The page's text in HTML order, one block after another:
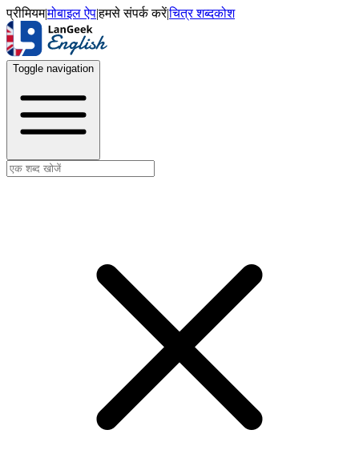
प्रीमियम|मोबाइल ऐप|हमसे संपर्क करें|चित्र शब्दकोश
Toggle navigation